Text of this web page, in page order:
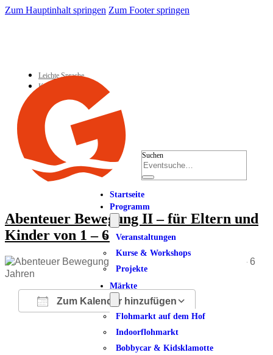
Zum Hauptinhalt springen Zum Footer springen
Leichte Sprache
Kontakt
Suchen
Startseite
Programm
Veranstaltungen
Kurse & Workshops
Projekte
Märkte
Flohmarkt auf dem Hof
Indoorflohmarkt
Bobbycar & Kidsklamotte
Abenteuer Bewegung II – für Eltern und
Kinder von 1 – 6 Jahren
Zum Kalender hinzufügen
ICS herunterladen
Google Kalender
iCalendarOffice 365Outlook Live